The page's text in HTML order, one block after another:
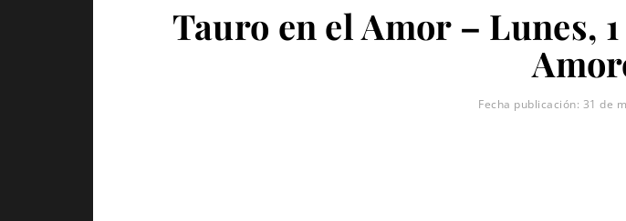
Tauro en el Amor – Lunes,
Fecha publicación: 31 de